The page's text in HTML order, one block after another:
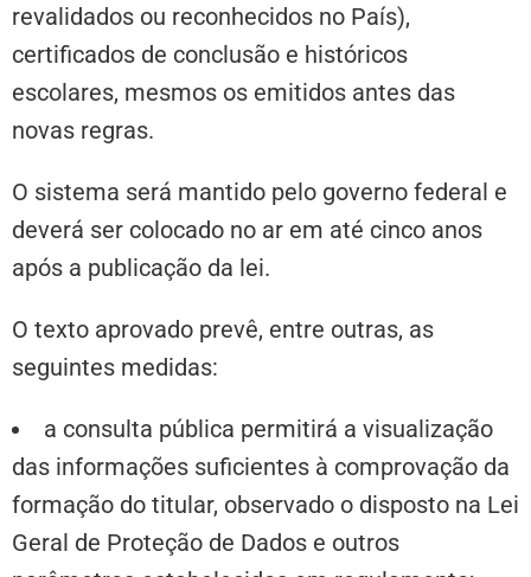
revalidados ou reconhecidos no País),
certificados de conclusão e históricos
escolares, mesmos os emitidos antes das
novas regras.
O sistema será mantido pelo governo federal e
deverá ser colocado no ar em até cinco anos
após a publicação da lei.
O texto aprovado prevê, entre outras, as
seguintes medidas:
a consulta pública permitirá a visualização
das informações suficientes à comprovação da
formação do titular, observado o disposto na Lei
Geral de Proteção de Dados e outros